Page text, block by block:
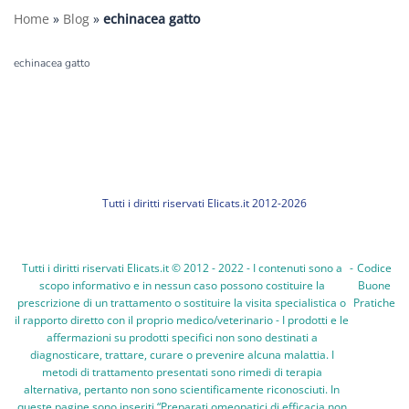
Home » Blog » echinacea gatto
echinacea gatto
Tutti i diritti riservati Elicats.it 2012-2026
Tutti i diritti riservati Elicats.it © 2012 - 2022 - I contenuti sono a
scopo informativo e in nessun caso possono costituire la
prescrizione di un trattamento o sostituire la visita specialistica o
il rapporto diretto con il proprio medico/veterinario - I prodotti e le
affermazioni su prodotti specifici non sono destinati a
diagnosticare, trattare, curare o prevenire alcuna malattia. I
metodi di trattamento presentati sono rimedi di terapia
alternativa, pertanto non sono scientificamente riconosciuti. In
- Codice
Buone
Pratiche